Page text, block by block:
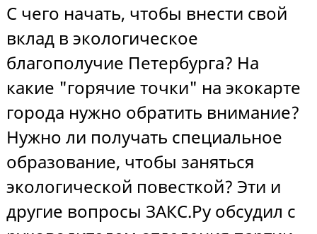
С чего начать, чтобы внести свой
вклад в экологическое
благополучие Петербурга? На
какие "горячие точки" на экокарте
города нужно обратить внимание?
Нужно ли получать специальное
образование, чтобы заняться
экологической повесткой? Эти и
другие вопросы ЗАКС.Ру обсудил с